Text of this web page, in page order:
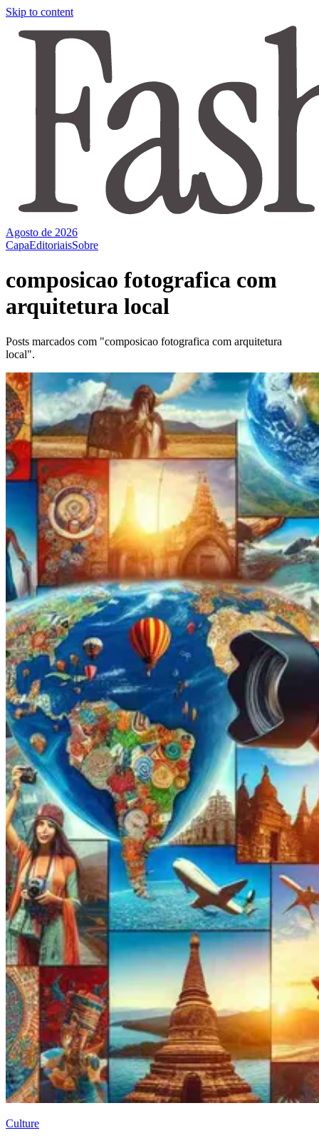
Skip to content
Agosto de 2026
CapaEditoriaisSobre
composicao fotografica com
arquitetura local
Posts marcados com "composicao fotografica com arquitetura
local".
Culture